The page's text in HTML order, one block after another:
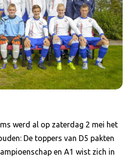
werd al op zaterdag 2 mei het
De toppers van D5 pakten
en A1 wist zich in